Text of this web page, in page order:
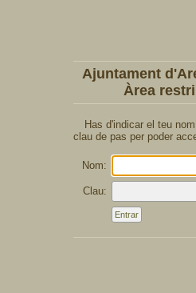
Ajuntament
Àrea
Has d'indicar el teu
clau de pas per poder
Nom:
Clau: